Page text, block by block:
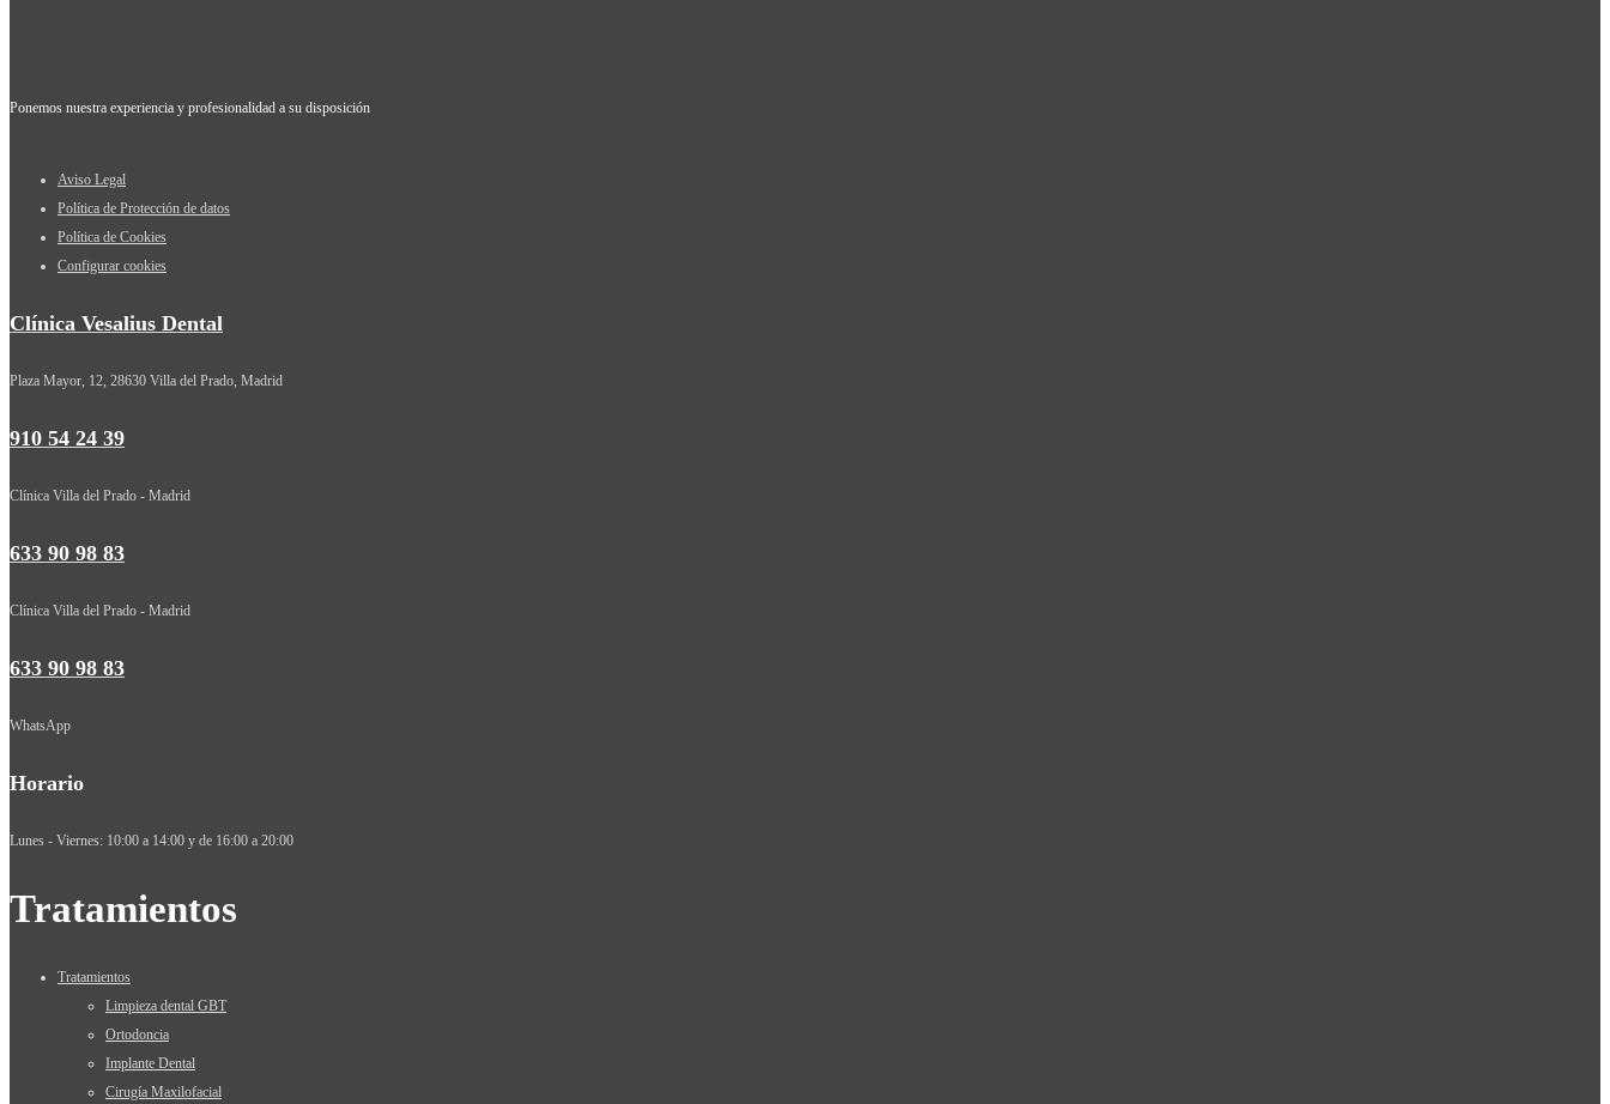
Ponemos nuestra experiencia y profesionalidad a su disposición
Aviso Legal
Política de Protección de datos
Política de Cookies
Configurar cookies
Clínica Vesalius Dental
Plaza Mayor, 12, 28630 Villa del Prado, Madrid
910 54 24 39
Clínica Villa del Prado - Madrid
633 90 98 83
Clínica Villa del Prado - Madrid
633 90 98 83
WhatsApp
Horario
Lunes - Viernes: 10:00 a 14:00 y de 16:00 a 20:00
Tratamientos
Tratamientos
Limpieza dental GBT
Ortodoncia
Implante Dental
Cirugía Maxilofacial